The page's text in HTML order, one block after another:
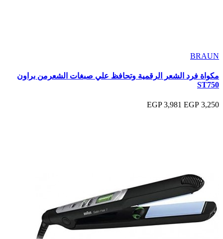
BRAUN
مكواة فرد الشعر الرقمية وتحافظ علي صبغات الشعرمن براون
ST750
3,250 EGP
3,981 EGP